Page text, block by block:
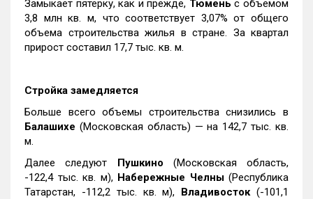
Замыкает пятерку, как и прежде, Тюмень с объемом
3,8 млн кв. м, что соответствует 3,07% от общего
объема строительства жилья в стране. За квартал
прирост составил 17,7 тыс. кв. м.
Стройка замедляется
Больше всего объемы строительства снизились в
Балашихе (Московская область) — на 142,7 тыс. кв.
м.
Далее следуют Пушкино (Московская область,
-122,4 тыс. кв. м), Набережные Челны(Республика
Татарстан, -112,2 тыс. кв. м), Владивосток(-101,1